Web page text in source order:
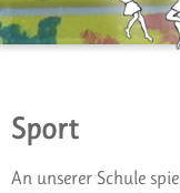
Sport
An unserer Schule